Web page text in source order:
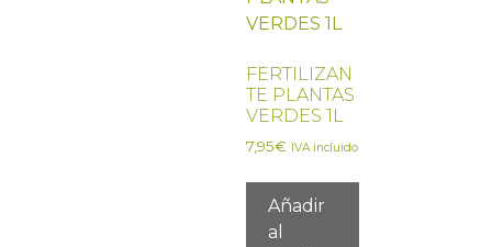
FERTILIZAN
TE PLANTAS
VERDES 1L
7,95€ IVA incluido
Añadir
al